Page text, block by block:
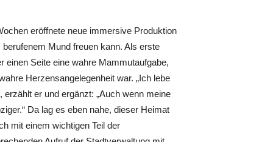
eröffnete neue immersive Produktion
Mund freuen kann. Als erste
Seite eine wahre Mammutaufgabe,
Herzensangelegenheit war. „Ich lebe
er und ergänzt: „Auch wenn meine
Da lag es eben nahe, dieser Heimat
mit einem wichtigen Teil der